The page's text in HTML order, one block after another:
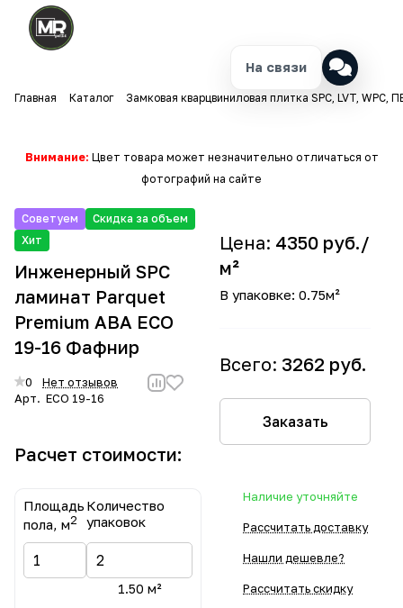
Главная Каталог Замковая кварцвиниловая плитка SPC, LVT, WPC,
Внимание: Цвет товара может незначительно отличаться от
фотографий на сайте
Советуем
Скидка за объем
Хит
Инженерный SPC
ламинат Parquet
Premium ABA ECO
19-16 Фафнир
0
Нет отзывов
Арт. ECO 19-16
Расчет стоимости:
Площадь
пола, м2
Количество
упаковок
1.50 м²
Цена: 4350 руб./
м²
В упаковке: 0.75м²
Всего: 3262 руб.
Заказать
Наличие уточняйте
Рассчитать доставку
Нашли дешевле?
Рассчитать скидку
На связи